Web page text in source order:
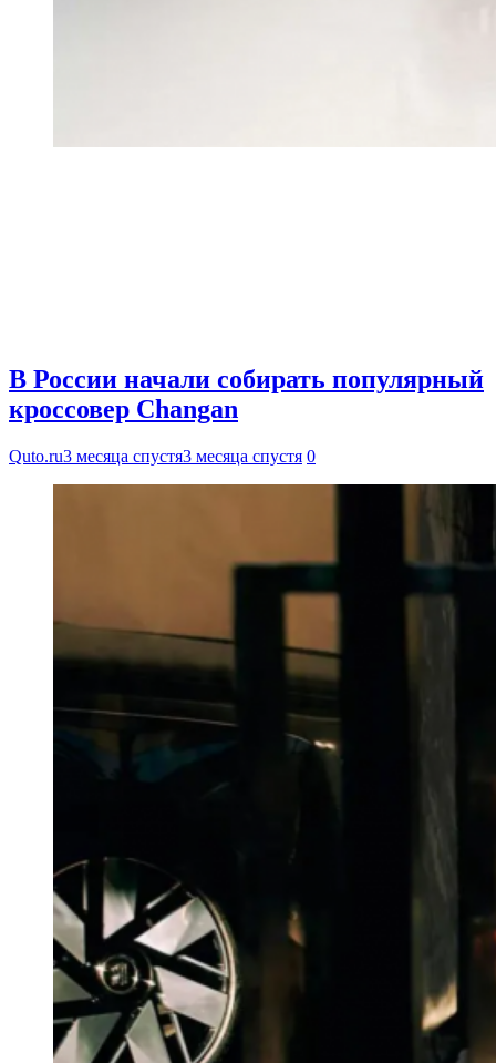
В России начали собирать популярный
кроссовер Changan
Quto.ru3 месяца спустя3 месяца спустя 0